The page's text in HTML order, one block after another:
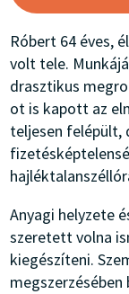
Róbert 64 éves,
volt tele.
drasztikus
ot is kapott az
teljesen felépült,
Anyagi helyzete
szeretett volna
kiegészíteni.